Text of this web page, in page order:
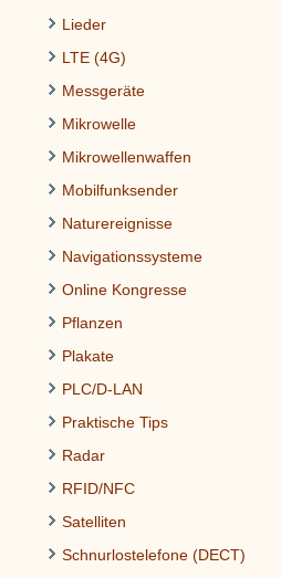
Lieder
LTE (4G)
Messgeräte
Mikrowelle
Mikrowellenwaffen
Mobilfunksender
Naturereignisse
Navigationssysteme
Online Kongresse
Pflanzen
Plakate
PLC/D-LAN
Praktische Tips
Radar
RFID/NFC
Satelliten
Schnurlostelefone (DECT)